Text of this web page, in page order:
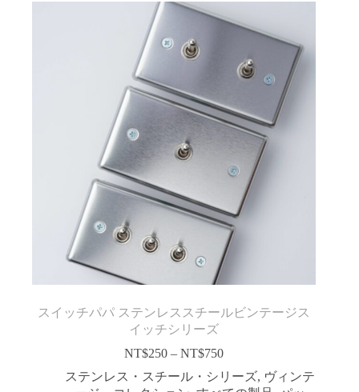
スイッチパパ ステンレススチールビンテージス
イッチシリーズ
NT$250 –NT$750価
格
帯:
ステンレス・スチール・シリーズ, ヴィンテ